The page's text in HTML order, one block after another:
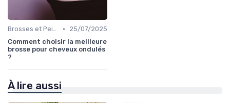
Brosses et Peignes Spéciaux •
25/07/2025
Comment choisir la meilleure
brosse pour cheveux ondulés
?
À lire aussi